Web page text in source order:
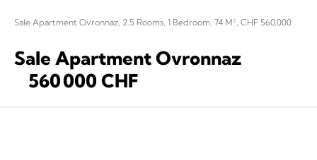
Sale Apartment Ovronnaz, 2.5 Rooms, 1 Bedroom, 74 M², CHF 560,000
Sale Apartment Ovronnaz
560 000 CHF